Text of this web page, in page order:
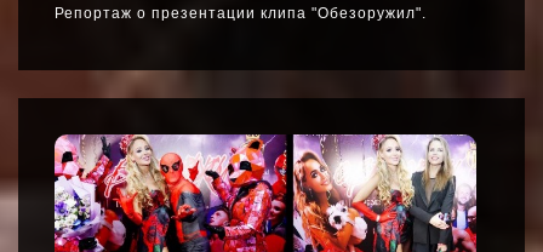
Репортаж о презентации клипа "Обезоружил".